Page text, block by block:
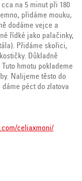
na 5 minut při 180
přidáme mouku,
dodáme vejce a
řídké jako palačinky,
Přidáme skořici,
Důkladně
hmotu poklademe
Nalijeme těsto do
péct do zlatova
celiaxmoni/